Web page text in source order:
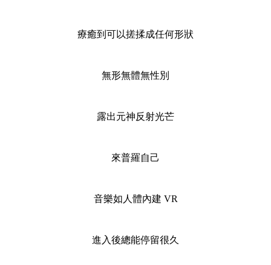
療癒到可以搓揉成任何形狀
無形無體無性別
露出元神反射光芒
來普羅自己
音樂如人體內建 VR
進入後總能停留很久